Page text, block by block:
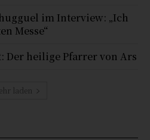
im Interview: „Ich
Messe“
Der heilige Pfarrer von Ars
laden